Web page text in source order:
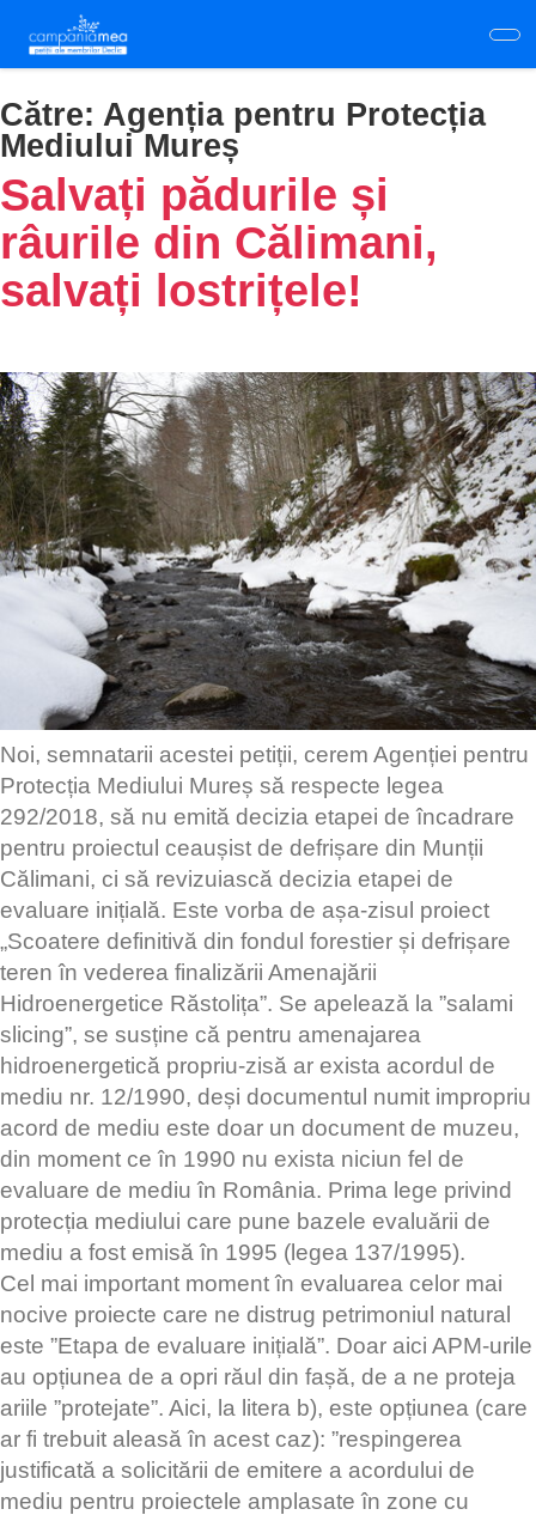
main
content
Către: Agenția pentru Protecția
Mediului Mureș
Salvați pădurile și
râurile din Călimani,
salvați lostrițele!
Noi, semnatarii acestei petiții, cerem Agenției pentru
Protecția Mediului Mureș să respecte legea
292/2018, să nu emită decizia etapei de încadrare
pentru proiectul ceaușist de defrișare din Munții
Călimani, ci să revizuiască decizia etapei de
evaluare inițială. Este vorba de așa-zisul proiect
„Scoatere definitivă din fondul forestier și defrișare
teren în vederea finalizării Amenajării
Hidroenergetice Răstolița”. Se apelează la ”salami
slicing”, se susține că pentru amenajarea
hidroenergetică propriu-zisă ar exista acordul de
mediu nr. 12/1990, deși documentul numit impropriu
acord de mediu este doar un document de muzeu,
din moment ce în 1990 nu exista niciun fel de
evaluare de mediu în România. Prima lege privind
protecția mediului care pune bazele evaluării de
mediu a fost emisă în 1995 (legea 137/1995).
Cel mai important moment în evaluarea celor mai
nocive proiecte care ne distrug petrimoniul natural
este ”Etapa de evaluare inițială”. Doar aici APM-urile
au opțiunea de a opri răul din fașă, de a ne proteja
ariile ”protejate”. Aici, la litera b), este opțiunea (care
ar fi trebuit aleasă în acest caz): ”respingerea
justificată a solicitării de emitere a acordului de
mediu pentru proiectele amplasate în zone cu